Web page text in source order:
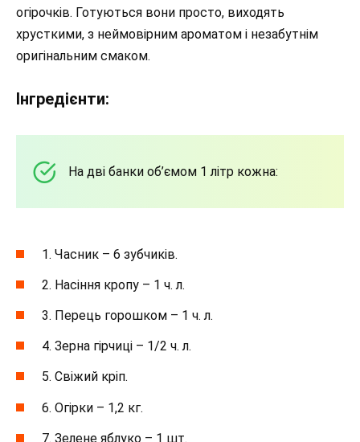
огірочків. Готуються вони просто, виходять
хрусткими, з неймовірним ароматом і незабутнім
оригінальним смаком.
Інгредієнти:
На дві банки об’ємом 1 літр кожна:
1. Часник – 6 зубчиків.
2. Насіння кропу – 1 ч. л.
3. Перець горошком – 1 ч. л.
4. Зерна гірчиці – 1/2 ч. л.
5. Свіжий кріп.
6. Огірки – 1,2 кг.
7. Зелене яблуко – 1 шт.